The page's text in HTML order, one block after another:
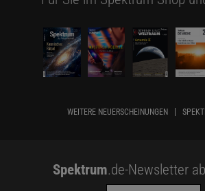
WEITERE NEUERSCHEINUNGEN
Spektrum.de-Newsletter